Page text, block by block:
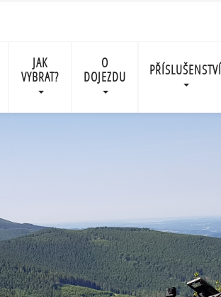
JAK
VYBRAT?
O
DOJEZDU
PŘÍSLUŠENSTVÍ